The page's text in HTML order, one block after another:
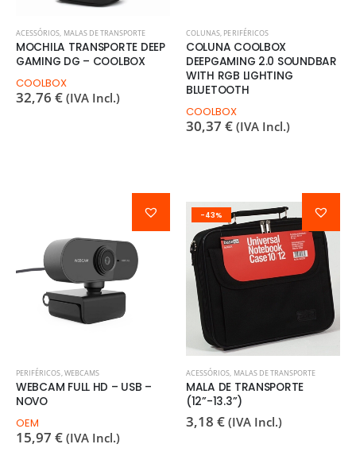
ACESSÓRIOS, MALAS DE TRANSPORTE
MOCHILA TRANSPORTE DEEP
GAMING DG – COOLBOX
COOLBOX
32,76 € (IVA Incl.)
COLUNAS, PERIFÉRICOS
COLUNA COOLBOX
DEEPGAMING 2.0 SOUNDBAR
WITH RGB LIGHTING
BLUETOOTH
COOLBOX
30,37 € (IVA Incl.)
PERIFÉRICOS,WEBCAMS
WEBCAM FULL HD – USB –
NOVO
OEM
15,97 € (IVA Incl.)
-43%
ACESSÓRIOS, MALAS DE TRANSPORTE
MALA DE TRANSPORTE
(12”-13.3”)
3,18 € (IVA Incl.)